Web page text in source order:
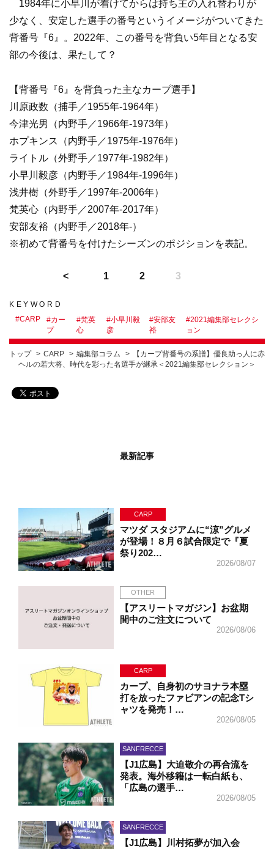
1984年に小早川が着けてからは持ち主の入れ替わりが
少なく、安定した選手の番号というイメージがついてきた
背番号『6』。2022年、この番号を背負い5年目となる安
部の今後は、果たして？
【背番号『6』を背負った主なカープ選手】
川原政数（捕手／1955年-1964年）
今津光男（内野手／1966年-1973年）
ホプキンス（内野手／1975年-1976年）
ライトル（外野手／1977年-1982年）
小早川毅彦（内野手／1984年-1996年）
浅井樹（外野手／1997年-2006年）
梵英心（内野手／2007年-2017年）
安部友裕（内野手／2018年-）
※初めて背番号を付けたシーズンのポジションを表記。
1 2 3
KEYWORD
#CARP #カー
プ
#梵英
心
#小早川毅
彦
#安部友
裕
#2021編集部セレクシ
ョン
トップ CARP 編集部コラム
【カープ背番号の系譜】優良助っ人に赤
ヘルの若大将、時代を彩った名選手が継承＜2021編集部セレクション＞
最新記事
CARP
マツダ スタジアムに“涼”グルメ
が登場！８月６試合限定で『夏
祭り202…
2026/08/07
OTHER
【アスリートマガジン】お盆期
間中のご注文について
2026/08/06
CARP
カープ、自身初のサヨナラ本塁
打を放ったファビアンの記念Tシ
ャツを発売！…
2026/08/05
SANFRECCE
【J1広島】大迫敬介の再合流を
発表。海外移籍は一転白紙も、
「広島の選手…
2026/08/05
SANFRECCE
【J1広島】川村拓夢が加入会